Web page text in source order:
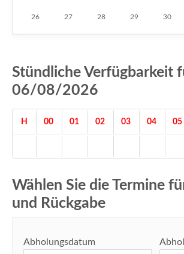
26 27 28 29 30
Stündliche Verfügbarkeit
06/08/2026
H 00 01 02 03 04 05
Wählen Sie die Termine
und Rückgabe
Abholungsdatum